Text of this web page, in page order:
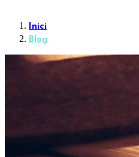
Inici
Blog